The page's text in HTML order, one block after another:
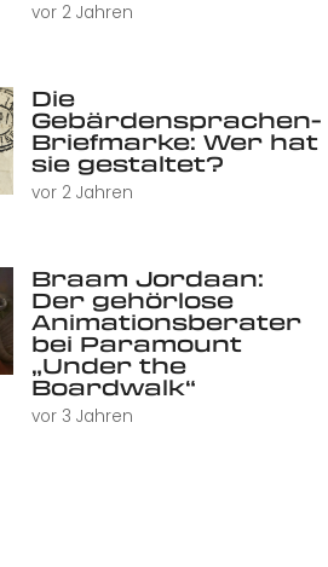
vor 2 Jahren
Die
Gebärdensprachen-
Briefmarke: Wer hat
sie gestaltet?
vor 2 Jahren
Braam Jordaan:
Der gehörlose
Animationsberater
bei Paramount
„Under the
Boardwalk“
vor 3 Jahren